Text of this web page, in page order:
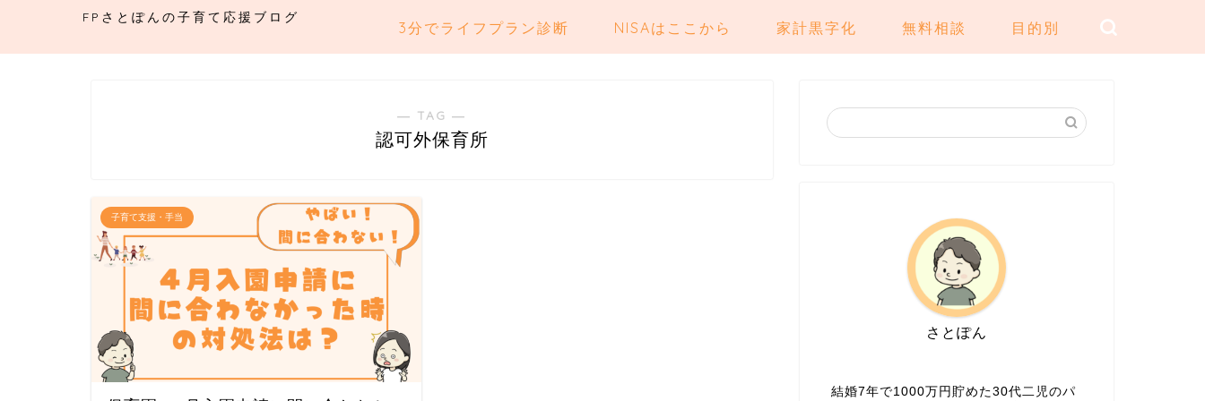
FPさとぽんの子育て応援ブログ
3分でライフプラン診断 NISAはここから 家計黒字化 無料相談 目的別
― TAG ―
認可外保育所
子育て支援・手当
さとぽん
結婚7年で1000万円貯めた30代二児のパ